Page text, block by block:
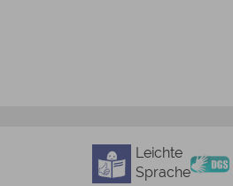
Leichte
Sprache